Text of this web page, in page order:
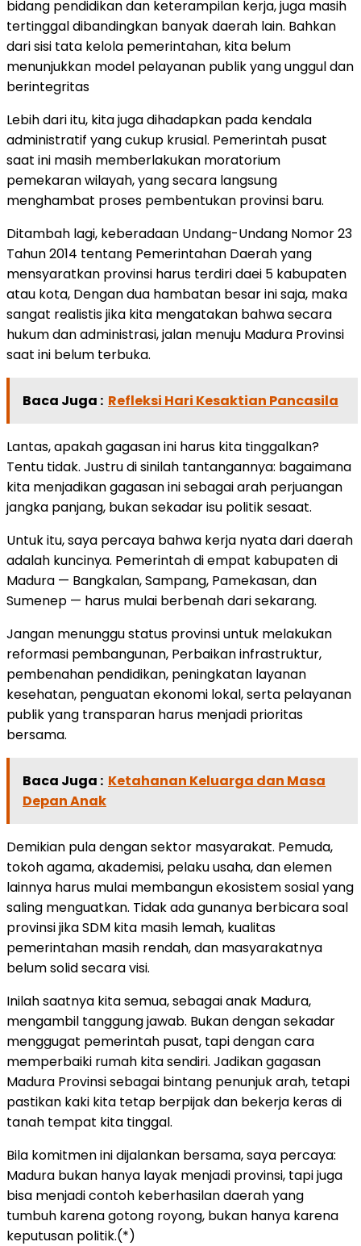
bidang pendidikan dan keterampilan kerja, juga masih
tertinggal dibandingkan banyak daerah lain. Bahkan
dari sisi tata kelola pemerintahan, kita belum
menunjukkan model pelayanan publik yang unggul dan
berintegritas
Lebih dari itu, kita juga dihadapkan pada kendala
administratif yang cukup krusial. Pemerintah pusat
saat ini masih memberlakukan moratorium
pemekaran wilayah, yang secara langsung
menghambat proses pembentukan provinsi baru.
Ditambah lagi, keberadaan Undang-Undang Nomor 23
Tahun 2014 tentang Pemerintahan Daerah yang
mensyaratkan provinsi harus terdiri daei 5 kabupaten
atau kota, Dengan dua hambatan besar ini saja, maka
sangat realistis jika kita mengatakan bahwa secara
hukum dan administrasi, jalan menuju Madura Provinsi
saat ini belum terbuka.
Baca Juga : Refleksi Hari Kesaktian Pancasila
Lantas, apakah gagasan ini harus kita tinggalkan?
Tentu tidak. Justru di sinilah tantangannya: bagaimana
kita menjadikan gagasan ini sebagai arah perjuangan
jangka panjang, bukan sekadar isu politik sesaat.
Untuk itu, saya percaya bahwa kerja nyata dari daerah
adalah kuncinya. Pemerintah di empat kabupaten di
Madura — Bangkalan, Sampang, Pamekasan, dan
Sumenep — harus mulai berbenah dari sekarang.
Jangan menunggu status provinsi untuk melakukan
reformasi pembangunan, Perbaikan infrastruktur,
pembenahan pendidikan, peningkatan layanan
kesehatan, penguatan ekonomi lokal, serta pelayanan
publik yang transparan harus menjadi prioritas
bersama.
Baca Juga : Ketahanan Keluarga dan Masa
Depan Anak
Demikian pula dengan sektor masyarakat. Pemuda,
tokoh agama, akademisi, pelaku usaha, dan elemen
lainnya harus mulai membangun ekosistem sosial yang
saling menguatkan. Tidak ada gunanya berbicara soal
provinsi jika SDM kita masih lemah, kualitas
pemerintahan masih rendah, dan masyarakatnya
belum solid secara visi.
Inilah saatnya kita semua, sebagai anak Madura,
mengambil tanggung jawab. Bukan dengan sekadar
menggugat pemerintah pusat, tapi dengan cara
memperbaiki rumah kita sendiri. Jadikan gagasan
Madura Provinsi sebagai bintang penunjuk arah, tetapi
pastikan kaki kita tetap berpijak dan bekerja keras di
tanah tempat kita tinggal.
Bila komitmen ini dijalankan bersama, saya percaya:
Madura bukan hanya layak menjadi provinsi, tapi juga
bisa menjadi contoh keberhasilan daerah yang
tumbuh karena gotong royong, bukan hanya karena
keputusan politik.(*)